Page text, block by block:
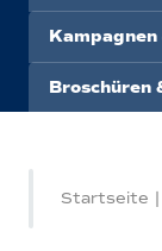
Broschüren
Startseite |